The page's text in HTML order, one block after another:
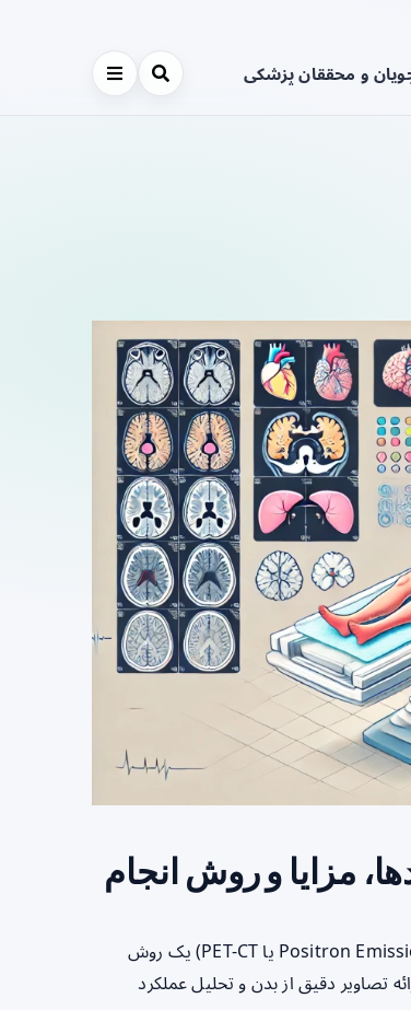
و محققان پزشکی
مقدمهآزمایش پت سی‌تی (Positron Emission Tomography-Computed Tomography یا PET-CT) یک روش
تصاویر دقیق از بدن و تحلیل عملکرد